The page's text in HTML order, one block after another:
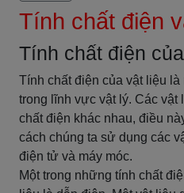
Tính chất điện
Tính chất điện
Tính chất điện của vật liệu
trong lĩnh vực vật lý. Các vật
chất điện khác nhau, điều
cách chúng ta sử dụng các
điện tử và máy móc.
Một trong những tính chất